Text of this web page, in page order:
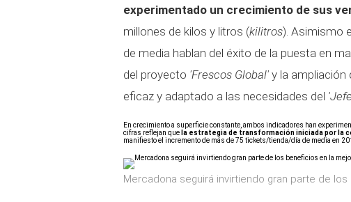
experimentado un crecimiento de sus
millones de kilos y litros (kilitros). Asimismo
de media hablan del éxito de la puesta en
del proyecto 'Frescos Global' y la
eficaz y adaptado a las necesidades del
En crecimiento a superficie constante, ambos indicadores han
cifras reflejan que la estrategia de transformación iniciada por la
manifiesto el incremento de más de 75 tickets/tienda/día de media en
Mercadona seguirá invirtiendo gran parte de